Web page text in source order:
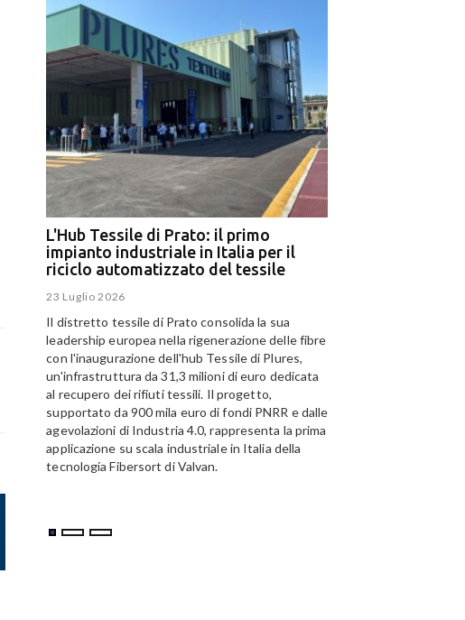
L'Hub Tessile di Prato: il primo
impianto industriale in Italia per il
riciclo automatizzato del tessile
23 Luglio 2026
Il distretto tessile di Prato consolida la sua
leadership europea nella rigenerazione delle fibre
con l'inaugurazione dell'hub Tessile di Plures,
un'infrastruttura da 31,3 milioni di euro dedicata
al recupero dei rifiuti tessili. Il progetto,
supportato da 900 mila euro di fondi PNRR e dalle
agevolazioni di Industria 4.0, rappresenta la prima
applicazione su scala industriale in Italia della
tecnologia Fibersort di Valvan.